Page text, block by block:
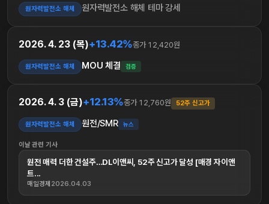
원자력발전소 해체 원자력발전소 해체 테마 강세
2026. 4. 23 (목)+13.42%종가 12,420원
원자력발전소 해체 MOU 체결 검증
2026. 4. 3 (금)+12.13%종가 12,760원 52주 신고가
원자력발전소 해체 원전/SMR 뉴스
이날 관련 기사
원전 매력 더한 건설주…DL이앤씨, 52주 신고가 달성 [매경 자이앤
트...
매일경제 2026.04.03